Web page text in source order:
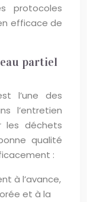
protocoles
efficace de
partiel
l’une des
l’entretien
les déchets
qualité
:
à l’avance,
et à la